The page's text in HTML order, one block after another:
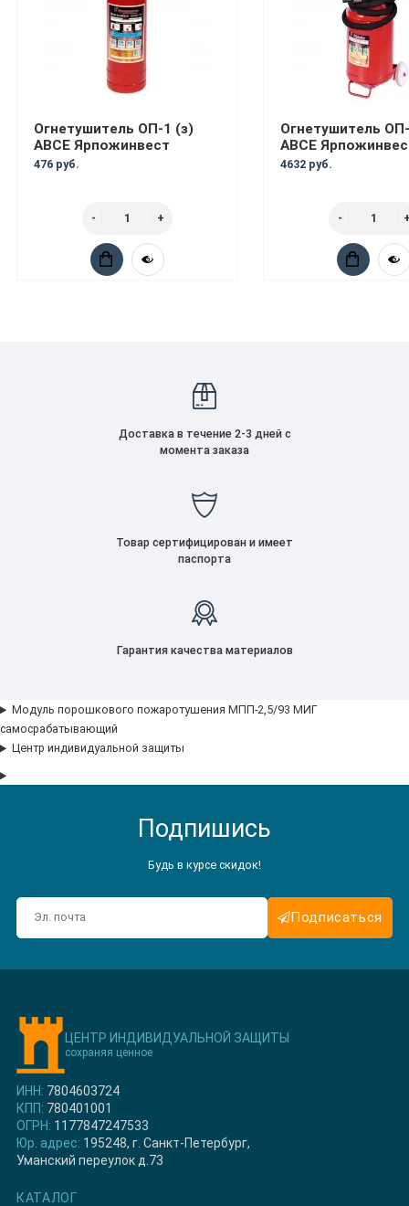
Огнетушитель ОП-1 (з)
АВСЕ Ярпожинвест
476 руб.
Огнетушитель
АВСЕ
4632 руб.
Доставка в течение 2-3 дней с
момента заказа
Товар сертифицирован и имеет
паспорта
Гарантия качества материалов
Модуль порошкового пожаротушения МПП-2,5/93 МИГ
самосрабатывающий
Центр индивидуальной защиты
Подпишись
Будь в курсе скидок!
Подписаться
ЦЕНТР ИНДИВИДУАЛЬНОЙ ЗАЩИТЫ
сохраняя ценное
ИНН: 7804603724
КПП: 780401001
ОГРН: 1177847247533
Юр. адрес: 195248, г. Санкт-Петербург,
Уманский переулок д.73
КАТАЛОГ